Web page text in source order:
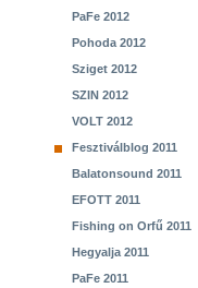
PaFe 2012
Pohoda 2012
Sziget 2012
SZIN 2012
VOLT 2012
Fesztiválblog 2011
Balatonsound 2011
EFOTT 2011
Fishing on Orfű 2011
Hegyalja 2011
PaFe 2011